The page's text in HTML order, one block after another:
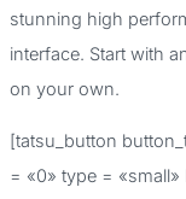
r
:
stunning high
interface. Start with
on your own.
[tatsu_button
= «0» type =